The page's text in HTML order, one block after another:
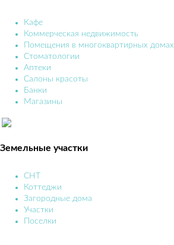
Кафе
Коммерческая недвижимость
Помещения в многоквартирных домах
Стоматологии
Аптеки
Салоны красоты
Банки
Магазины
Земельные участки
СНТ
Коттеджи
Загородные дома
Участки
Поселки